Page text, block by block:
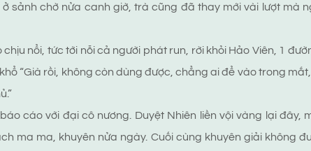
sảnh chờ nửa canh giờ, trà cũng đã thay mới vài lượt mà
nổi, tức tới nỗi cả người phát run, rời khỏi Hảo Viên, 1
“Già rồi, không còn dùng được, chẳng ai để vào trong
cáo với đại cô nương. Duyệt Nhiên liền vội vàng lại đây,
ma ma, khuyên nửa ngày. Cuối cùng khuyên giải không